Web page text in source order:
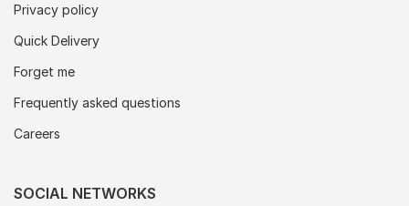
Privacy policy
Quick Delivery
Forget me
Frequently asked questions
Careers
SOCIAL NETWORKS